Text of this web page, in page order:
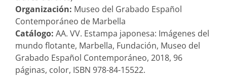
Organización: Museo del Grabado Español
Contemporáneo de Marbella
Catálogo: AA. VV. Estampa japonesa: Imágenes del
mundo flotante, Marbella, Fundación, Museo del
Grabado Español Contemporáneo, 2018, 96
páginas, color, ISBN 978-84-15522.